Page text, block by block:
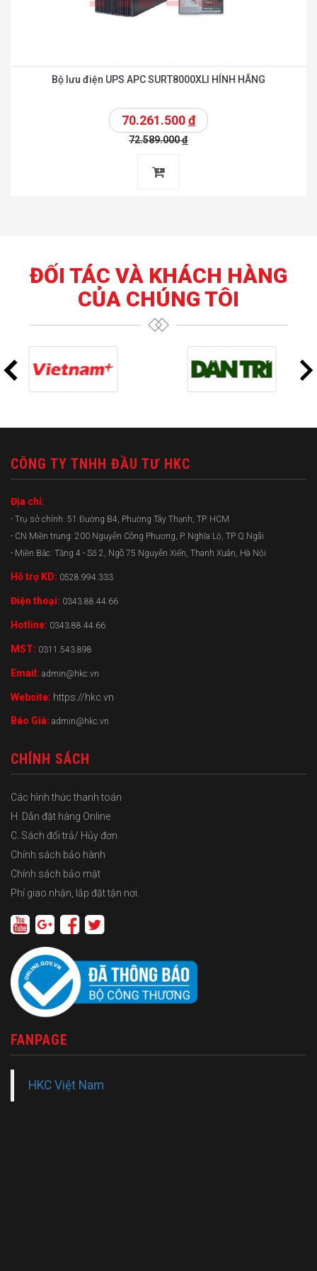
Bộ lưu điện UPS APC SURT8000XLI HÍNH HÃNG
70.261.500đ
72.589.000đ
ĐỐI TÁC VÀ KHÁCH HÀNG
CỦA CHÚNG TÔI
CÔNG TY TNHH ĐẦU TƯ HKC
Địa chỉ:
- Trụ sở chính: 51 Đường B4, Phường Tây Thạnh, TP. HCM
- CN Miền trung: 200 Nguyễn Công Phương, P. Nghĩa Lộ, TP Q.Ngãi
- Miền Bắc: Tầng 4 - Số 2, Ngõ 75 Nguyễn Xiển, Thanh Xuân, Hà Nội
Hỗ trợ KD: 0528.994.333
Điện thoại: 0343.88.44.66
Hotline: 0343.88.44.66
MST: 0311.543.898
Email: admin@hkc.vn
Website: https://hkc.vn
Báo Giá: admin@hkc.vn
CHÍNH SÁCH
Các hình thức thanh toán
H. Dẫn đặt hàng Online
C. Sách đổi trả/ Hủy đơn
Chính sách bảo hành
Chính sách bảo mật
Phí giao nhận, lắp đặt tận nơi.
FANPAGE
HKC Việt Nam